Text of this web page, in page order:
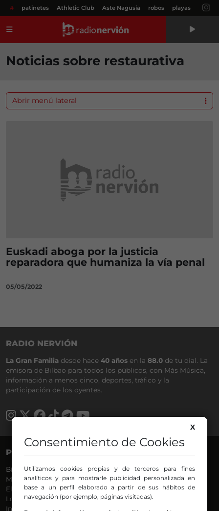
# patinetes Athletic Club Aste Nagusia robos playas
Noticias sobre restaurativa
Euskadi aboga por la justicia
reparadora que humaniza la vía penal
05/05/2022
Abrir menú lateral
RADIO NERVIÓN
La Gran Familia desde hace 40 años en la 88.0 de tu dial. La
emisora de Bilbao para todos los públicos, con Más Música,
información a menos cinco, deportes, tráfico y la
participación de los oyentes.
PROGRAMAS
Bilbosport
Más Música
El Madrugador
Lo Más Nuevo
Informativos
Agurtzane
Belén Ollero
Dani
Eduardo
Eva Argote
X
Consentimiento de Cookies
Utilizamos cookies propias y de terceros para fines
analíticos y para mostrarle publicidad personalizada en
base a un perfil elaborado a partir de sus hábitos de
navegación (por ejemplo, páginas visitadas).